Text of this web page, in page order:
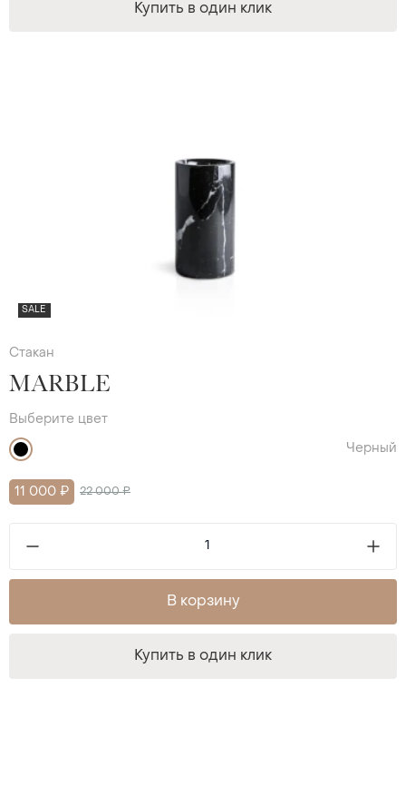
Купить в один клик
SALE
Стакан
MARBLE
Выберите цвет
Черный
11 000 ₽ 22 000 ₽
В корзину
Купить в один клик